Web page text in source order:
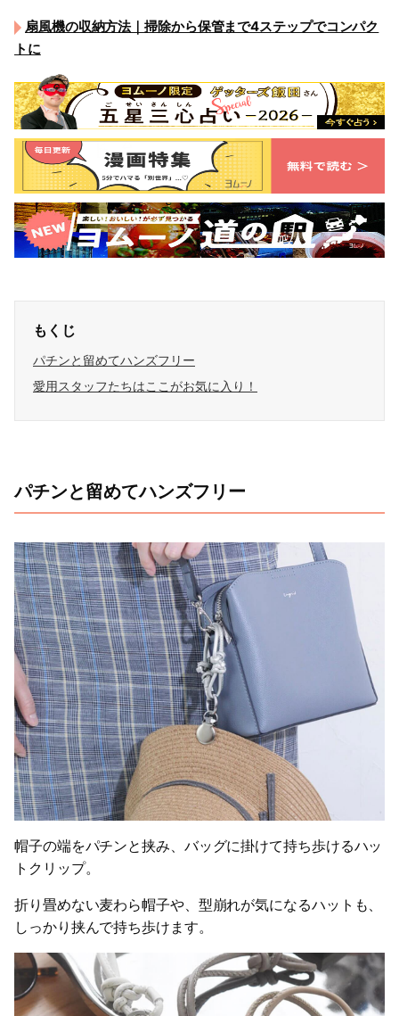
扇風機の収納方法｜掃除から保管まで4ステップでコンパク
トに
もくじ
パチンと留めてハンズフリー
愛用スタッフたちはここがお気に入り！
パチンと留めてハンズフリー
帽子の端をパチンと挟み、バッグに掛けて持ち歩けるハッ
トクリップ。
折り畳めない麦わら帽子や、型崩れが気になるハットも、
しっかり挟んで持ち歩けます。